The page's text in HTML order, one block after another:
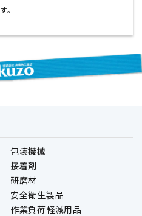
す。
包装機械
接着剤
研磨材
安全衛生製品
作業負荷軽減用品